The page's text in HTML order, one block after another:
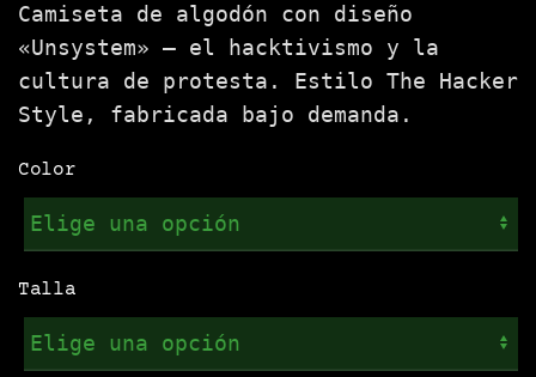
Camiseta de algodón con diseño
«Unsystem» — el hacktivismo y la
cultura de protesta. Estilo The Hacker
Style, fabricada bajo demanda.
Color
Talla